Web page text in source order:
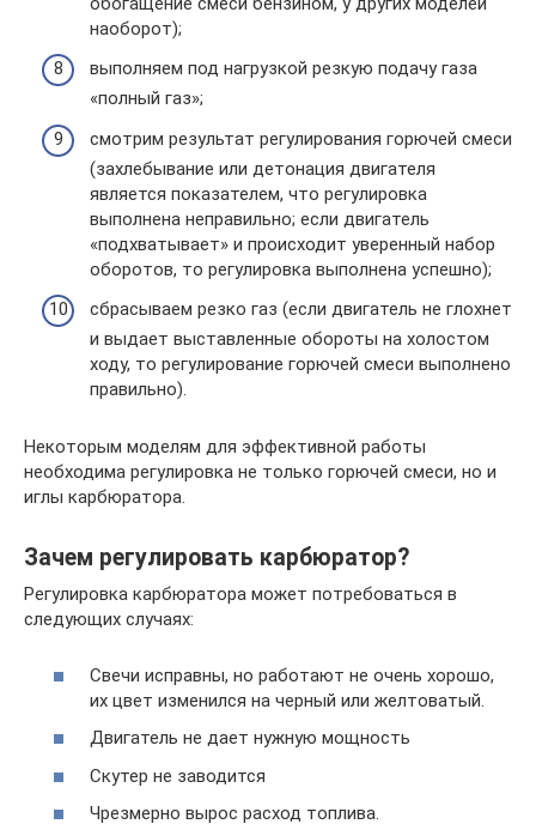
наоборот);
выполняем под нагрузкой резкую подачу газа
«полный газ»;
смотрим результат регулирования горючей смеси
(захлебывание или детонация двигателя
является показателем, что регулировка
выполнена неправильно; если двигатель
«подхватывает» и происходит уверенный набор
оборотов, то регулировка выполнена успешно);
сбрасываем резко газ (если двигатель не глохнет
и выдает выставленные обороты на холостом
ходу, то регулирование горючей смеси выполнено
правильно).
Некоторым моделям для эффективной работы
необходима регулировка не только горючей смеси, но и
иглы карбюратора.
Зачем регулировать карбюратор?
Регулировка карбюратора может потребоваться в
следующих случаях:
Свечи исправны, но работают не очень хорошо,
их цвет изменился на черный или желтоватый.
Двигатель не дает нужную мощность
Скутер не заводится
Чрезмерно вырос расход топлива.